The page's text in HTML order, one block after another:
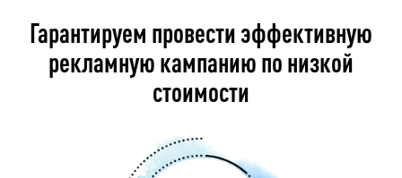
Гарантируем провести эффективную
рекламную кампанию по низкой
стоимости